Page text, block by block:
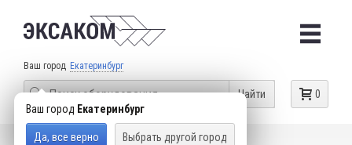
Ваш город Екатеринбург
Ваш город Екатеринбург
Да, все верно Выбрать другой город
0
Найти